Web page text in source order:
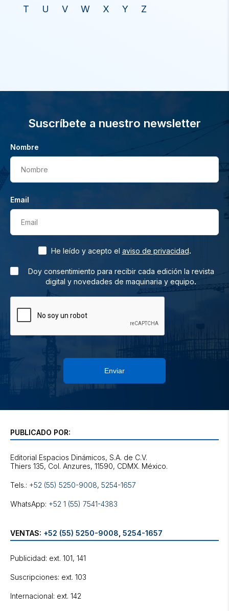
T
U V W X Y Z
Suscríbete a nuestro newsletter
Nombre
Nombre
Email
Email
He leído y acepto el aviso de privacidad.
Doy consentimiento para recibir cada edición la revista
digital y novedades de maquinaria y equipo.
Enviar
PUBLICADO POR:
Editorial Espacios Dinámicos, S.A. de C.V.
Tels.: +52 (55) 5250-9008, 5254-1657
WhatsApp: +52 1 (55) 7541-4383
VENTAS: +52 (55) 5250-9008 5254-1657
Publicidad: ext. 101, 141
Suscripciones: ext. 103
Internacional: ext. 142